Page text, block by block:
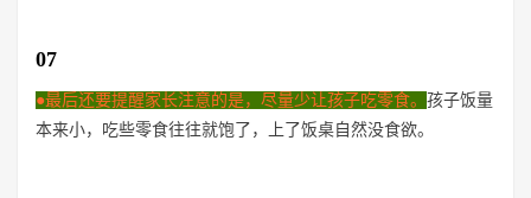
07
●最后还要提醒家长注意的是，尽量少让孩子吃零食。 孩子饭量
本来小，吃些零食往往就饱了，上了饭桌自然没食欲。